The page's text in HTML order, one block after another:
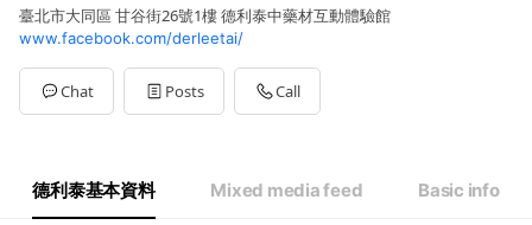
臺北市大同區 甘谷街26號1樓 德利泰中藥材互動體驗館
www.facebook.com/derleetai/
Chat Posts Call
德利泰基本資料 Mixed media feed Basic info